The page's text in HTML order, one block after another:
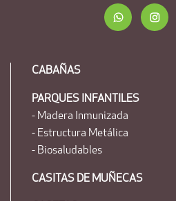
CABAÑAS
PARQUES INFANTILES
- Madera Inmunizada
- Estructura Metálica
- Biosaludables
CASITAS DE MUÑECAS